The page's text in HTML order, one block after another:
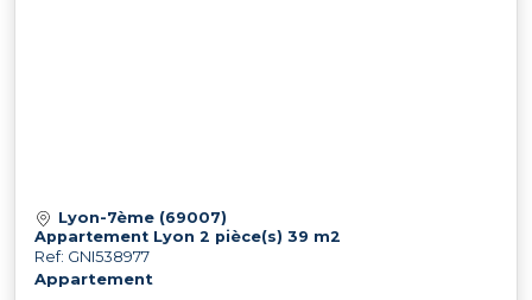
Lyon-7ème (69007)
Appartement Lyon 2 pièce(s) 39 m2
Ref: GNI538977
Appartement